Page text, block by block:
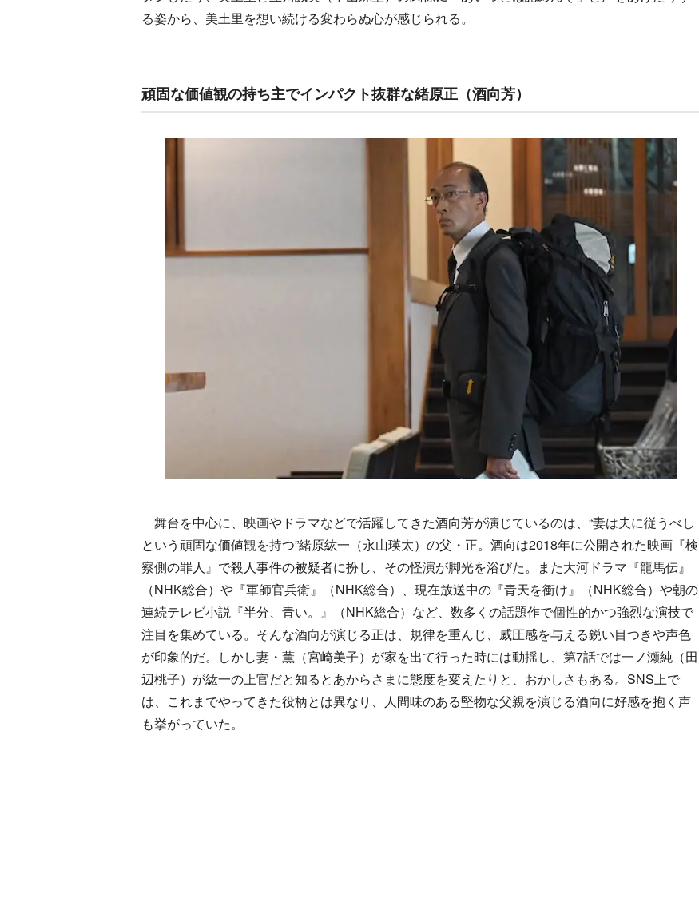
る姿から、美土里を想い続ける変わらぬ心が感じられる。
頑固な価値観の持ち主でインパクト抜群な緒原正（酒向芳）
舞台を中心に、映画やドラマなどで活躍してきた酒向芳が演じているのは、“妻は夫に従うべし
という頑固な価値観を持つ”緒原紘一（永山瑛太）の父・正。酒向は2018年に公開された映画『検
察側の罪人』で殺人事件の被疑者に扮し、その怪演が脚光を浴びた。また大河ドラマ『龍馬伝』
（NHK総合）や『軍師官兵衛』（NHK総合）、現在放送中の『青天を衝け』（NHK総合）や朝の
連続テレビ小説『半分、青い。』（NHK総合）など、数多くの話題作で個性的かつ強烈な演技で
注目を集めている。そんな酒向が演じる正は、規律を重んじ、威圧感を与える鋭い目つきや声色
が印象的だ。しかし妻・薫（宮崎美子）が家を出て行った時には動揺し、第7話では一ノ瀬純（田
辺桃子）が紘一の上官だと知るとあからさまに態度を変えたりと、おかしさもある。SNS上で
は、これまでやってきた役柄とは異なり、人間味のある堅物な父親を演じる酒向に好感を抱く声
も挙がっていた。